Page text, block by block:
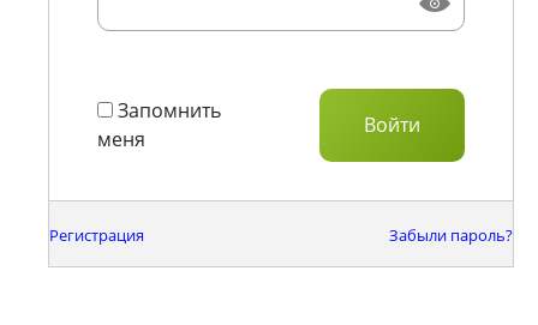
Запомнить
меня
Регистрация Забыли пароль?